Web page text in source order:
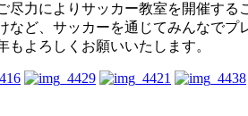
力によりサッカー教室を開催する
ど、サッカーを通じてみんなでプ
よろしくお願いいたします。